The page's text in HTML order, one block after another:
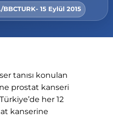
15 Eylül 2015
tanısı konulan
prostat kanseri
her 12
kanserine